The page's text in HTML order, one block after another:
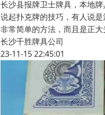
长沙县报牌卫士牌具，本地
说起扑克牌的技巧，有人说
非常简单的方法，而且是正
长沙千胜牌具公司
23-11-15 22:45:01